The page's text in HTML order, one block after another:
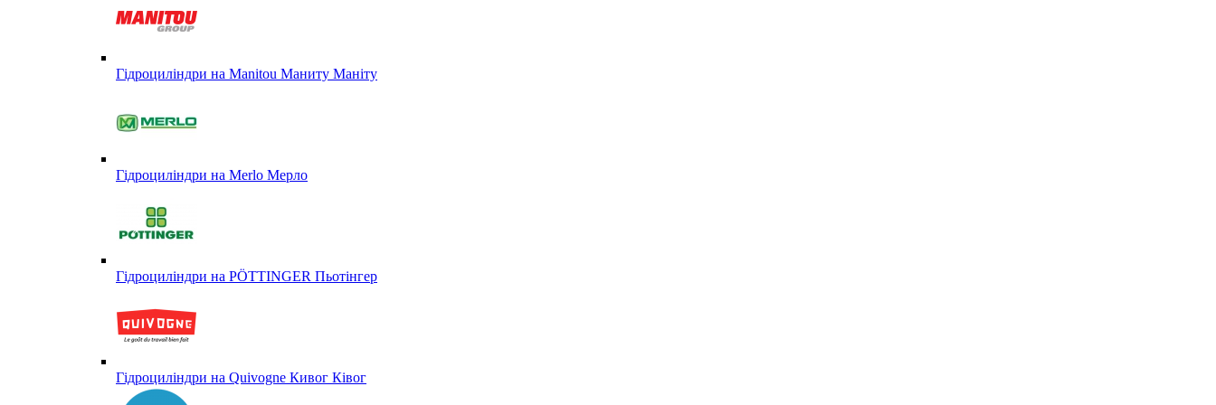
Гідроциліндри на Manitou Маниту Маніту
Гідроциліндри на Merlo Мерло
Гідроциліндри на PÖTTINGER Пьотінгер
Гідроциліндри на Quivogne Кивог Ківог